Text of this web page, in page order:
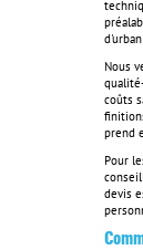
Nous
coûts
prend
Pour
devis